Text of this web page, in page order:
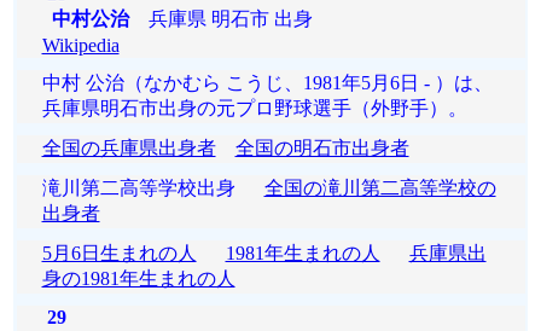
中村公治兵庫県 明石市 出身
Wikipedia
中村 公治（なかむら こうじ、1981年5月6日 - ）は、
兵庫県明石市出身の元プロ野球選手（外野手）。
全国の兵庫県出身者
全国の明石市出身者
滝川第二高等学校出身 全国の滝川第二高等学校の
出身者
5月6日生まれの人
1981年生まれの人
兵庫県出
身の1981年生まれの人
29